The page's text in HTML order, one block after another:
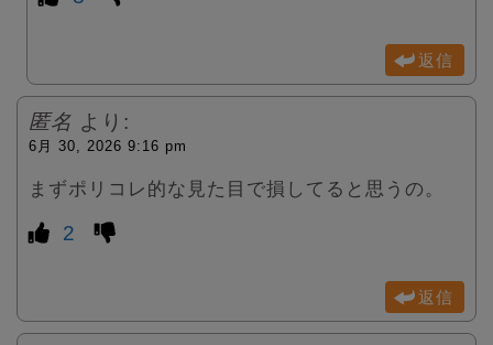
返信
匿名 より:
6月 30, 2026 9:16 pm
まずポリコレ的な見た目で損してると思うの。
2
返信